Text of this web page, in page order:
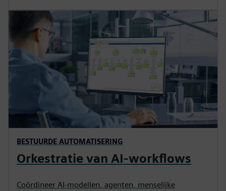
BESTUURDE AUTOMATISERING
Orkestratie van AI-workflows
Coördineer AI-modellen, agenten, menselijke